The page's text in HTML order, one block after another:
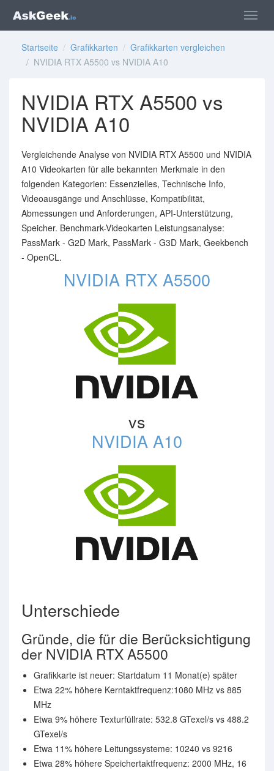
Startseite / Grafikkarten / Grafikkarten vergleichen
/ NVIDIA RTX A5500 vs NVIDIA A10
NVIDIA RTX A5500 vs
NVIDIA A10
Vergleichende Analyse von NVIDIA RTX A5500 und NVIDIA
A10 Videokarten für alle bekannten Merkmale in den
folgenden Kategorien: Essenzielles, Technische Info,
Videoausgänge und Anschlüsse, Kompatibilität,
Abmessungen und Anforderungen, API-Unterstützung,
Speicher. Benchmark-Videokarten Leistungsanalyse:
PassMark - G2D Mark, PassMark - G3D Mark, Geekbench
- OpenCL.
NVIDIA RTX A5500
vs
NVIDIA A10
Unterschiede
Gründe, die für die Berücksichtigung
der NVIDIA RTX A5500
Grafikkarte ist neuer: Startdatum 11 Monat(e) später
Etwa 22% höhere Kerntaktfrequenz:1080 MHz vs 885
MHz
Etwa 9% höhere Texturfüllrate: 532.8 GTexel/s vs 488.2
GTexel/s
Etwa 11% höhere Leitungssysteme: 10240 vs 9216
Etwa 28% höhere Speichertaktfrequenz: 2000 MHz, 16